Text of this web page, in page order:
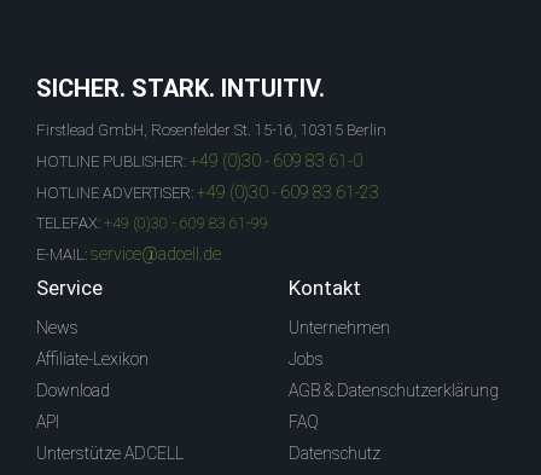
SICHER. STARK. INTUITIV.
Firstlead GmbH, Rosenfelder St. 15-16, 10315 Berlin
HOTLINE PUBLISHER: +49 (0)30 - 609 83 61-0
HOTLINE ADVERTISER: +49 (0)30 - 609 83 61-23
TELEFAX: +49 (0)30 - 609 83 61-99
E-MAIL: service@adcell.de
Service
News
Affiliate-Lexikon
Download
API
Unterstütze ADCELL
Kontakt
Unternehmen
Jobs
AGB & Datenschutzerklärung
FAQ
Datenschutz